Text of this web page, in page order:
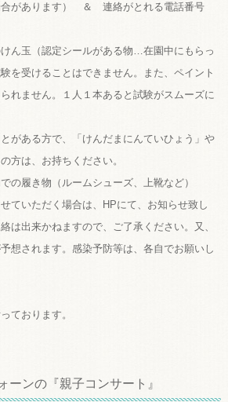
合があります） ＆ 連絡がとれる電話番号
ん玉（認定シールがある物…在園中にもらっ
を受けることはできません。また、ペイント
れません。１人１本あると試験がスムーズに
がある方で、「けんだまにんていひょう」や
方は、お持ちください。
の履き物（ルームシューズ、上靴など）
ていただく場合は、HPにて、お知らせ致し
は出来かねますので、ご了承ください。又、
想されます。感染予防等は、各自でお願いし
ております。
ーンの『親子コンサート』